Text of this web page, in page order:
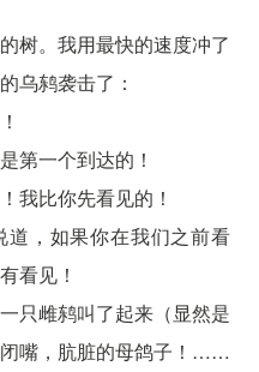
树。我用最快的速度冲了
乌鸫袭击了：
一个到达的！
比你先看见的！
，如果你在我们之前看
看见！
只雌鸫叫了起来（显然是
嘴，肮脏的母鸽子！……